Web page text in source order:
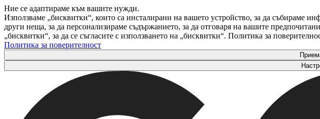
Ние се адаптираме към вашите нужди.
Използваме „бисквитки“, които са инсталирани на вашето устройство, за да събираме
други неща, за да персонализираме съдържанието, за да отговаря на вашите
„бисквитки“, за да се съгласите с използването на „бисквитки“. Политика за
Политика за поверителност